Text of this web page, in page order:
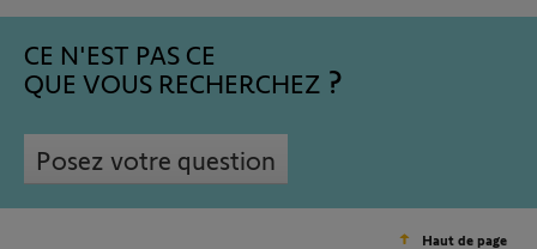
CE N'EST PAS CE
QUE VOUS RECHERCHEZ
Posez votre question
Haut de page